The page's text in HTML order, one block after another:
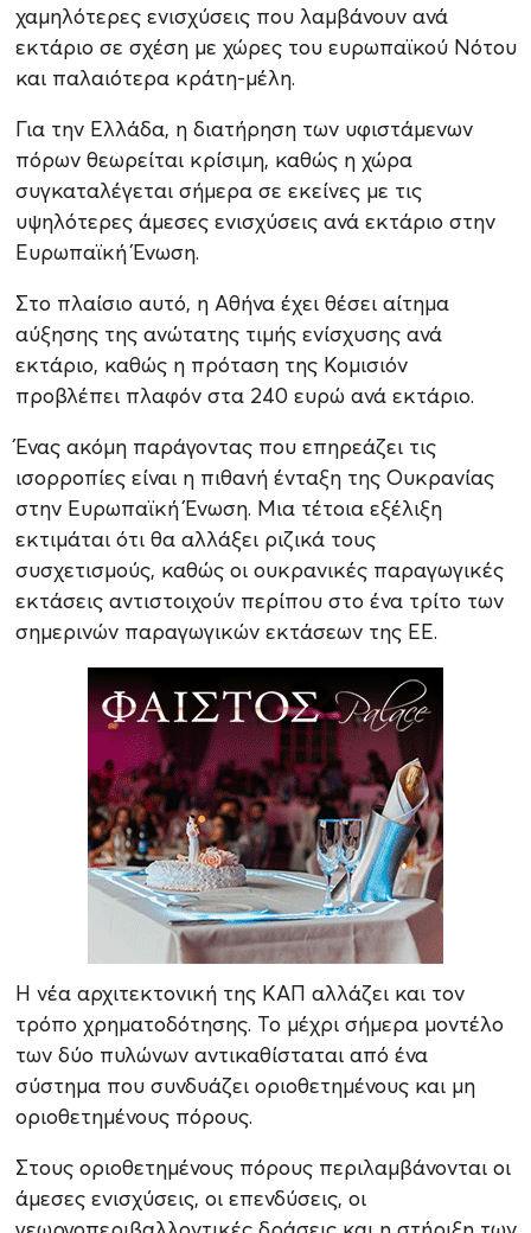
χαμηλότερες ενισχύσεις που λαμβάνουν ανά
εκτάριο σε σχέση με χώρες του ευρωπαϊκού Νότου
και παλαιότερα κράτη-μέλη.
Για την Ελλάδα, η διατήρηση των υφιστάμενων
πόρων θεωρείται κρίσιμη, καθώς η χώρα
συγκαταλέγεται σήμερα σε εκείνες με τις
υψηλότερες άμεσες ενισχύσεις ανά εκτάριο στην
Ευρωπαϊκή Ένωση.
Στο πλαίσιο αυτό, η Αθήνα έχει θέσει αίτημα
αύξησης της ανώτατης τιμής ενίσχυσης ανά
εκτάριο, καθώς η πρόταση της Κομισιόν
προβλέπει πλαφόν στα 240 ευρώ ανά εκτάριο.
Ένας ακόμη παράγοντας που επηρεάζει τις
ισορροπίες είναι η πιθανή ένταξη της Ουκρανίας
στην Ευρωπαϊκή Ένωση. Μια τέτοια εξέλιξη
εκτιμάται ότι θα αλλάξει ριζικά τους
συσχετισμούς, καθώς οι ουκρανικές παραγωγικές
εκτάσεις αντιστοιχούν περίπου στο ένα τρίτο των
σημερινών παραγωγικών εκτάσεων της ΕΕ.
Η νέα αρχιτεκτονική της ΚΑΠ αλλάζει και τον
τρόπο χρηματοδότησης. Το μέχρι σήμερα μοντέλο
των δύο πυλώνων αντικαθίσταται από ένα
σύστημα που συνδυάζει οριοθετημένους και μη
οριοθετημένους πόρους.
Στους οριοθετημένους πόρους περιλαμβάνονται οι
άμεσες ενισχύσεις, οι επενδύσεις, οι